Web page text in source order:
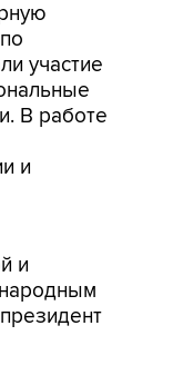
участие
В работе
и
и